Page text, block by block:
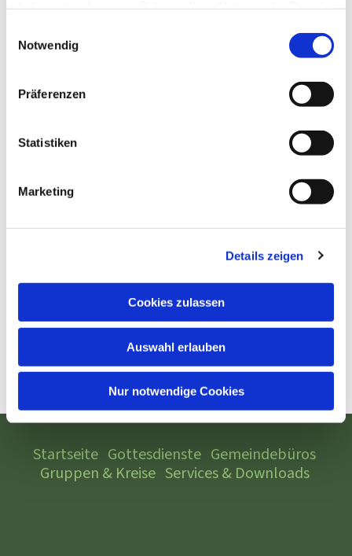
Notwendig
Präferenzen
Statistiken
Marketing
Details zeigen
Cookies zulassen
Auswahl erlauben
Nur notwendige Cookies
Korfskamp 4, Korfskamp 4, 32479
Hille
Startseite Gottesdienste Gemeindebüros
Gruppen & Kreise Services & Downloads